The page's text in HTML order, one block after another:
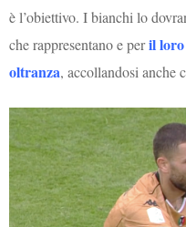
è l’obiettivo. I bianchi lo
che rappresentano e peril loro
oltranza, accollandosi anche